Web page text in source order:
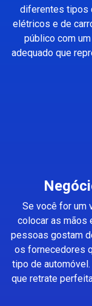
diferentes tipos
elétricos e de
público com
adequado que
Se você for um
colocar as mãos
pessoas gostam
os fornecedores
tipo de
que retrate